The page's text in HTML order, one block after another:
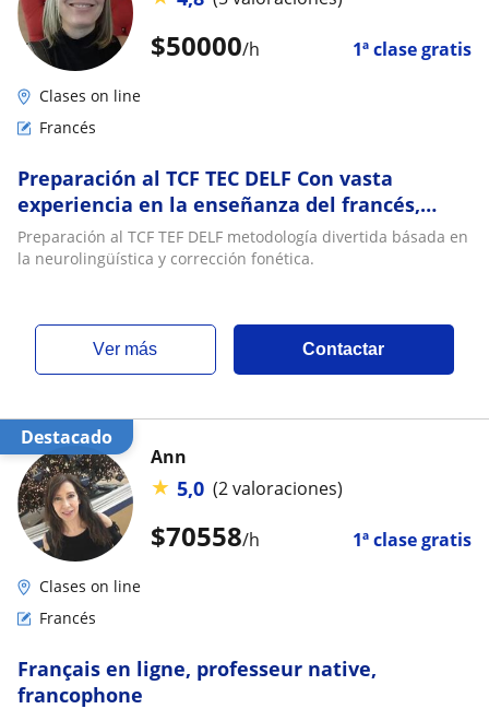
$50000/h 1ª clase gratis
Clases on line
Francés
Preparación al TCF TEC DELF Con vasta
experiencia en la enseñanza del francés,
metodología divertida básada en la
neurolingüística y corrección fonética
Preparación al TCF TEF DELF metodología divertida básada en
la neurolingüística y corrección fonética.
ver más Contactar
Destacado
$70558/h 1ª clase gratis
Ann
★ 5,0 (2 valoraciones)
Clases on line
Francés
Français en ligne, professeur native,
francophone